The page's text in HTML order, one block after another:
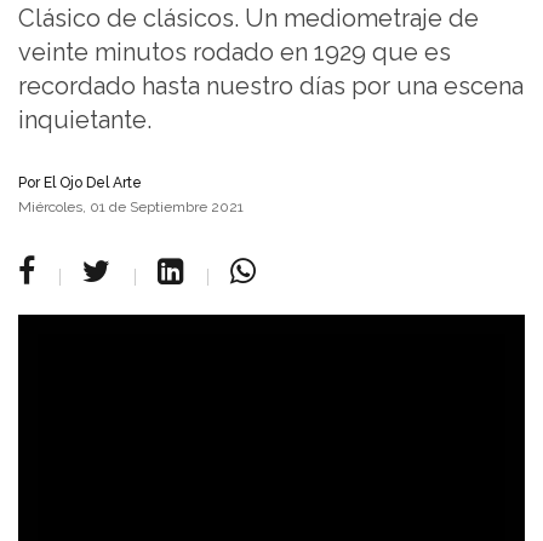
Clásico de clásicos. Un mediometraje de
veinte minutos rodado en 1929 que es
recordado hasta nuestro días por una escena
inquietante.
Por El Ojo Del Arte
Miércoles, 01 de Septiembre 2021